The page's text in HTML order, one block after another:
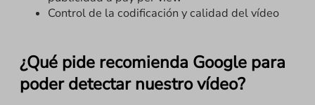
Control de la codificación y calidad del vídeo
¿Qué pide recomienda Google para
poder detectar nuestro vídeo?